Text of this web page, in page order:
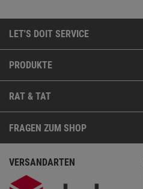
LET'S DOIT SERVICE
PRODUKTE
RAT & TAT
FRAGEN ZUM SHOP
VERSANDARTEN